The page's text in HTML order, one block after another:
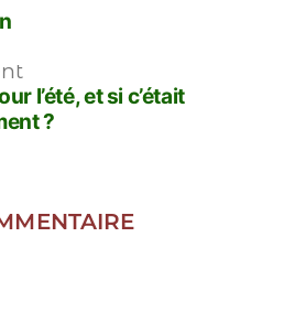
l’été, et si c’était
?